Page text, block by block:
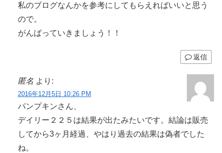
私のブログなんかを参考にしてもらえればいいと思う
ので。
がんばっていきましょう！！
返信
匿名 より:
2016年12月5日 10:26 PM
パンプキンさん、
デイリー２２５は結果が出たみたいです。結論は販売
してから3ヶ月経過、やはり過去の結果は偽者でした
ね。